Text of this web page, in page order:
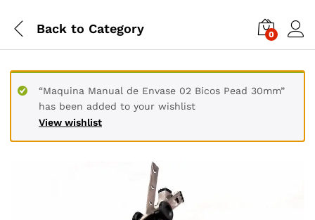
Back to Category 0
View wishlist
“Maquina Manual de Envase 02 Bicos Pead 30mm”
has been added to your wishlist